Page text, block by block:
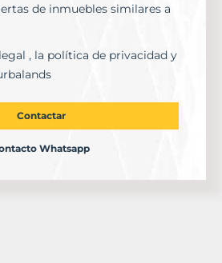
de inmuebles similares a
, la política de privacidady
Contactar
Whatsapp